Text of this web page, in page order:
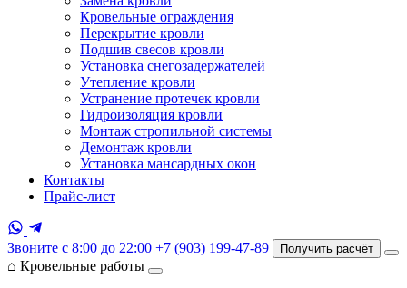
Кровельные ограждения
Перекрытие кровли
Подшив свесов кровли
Установка снегозадержателей
Утепление кровли
Устранение протечек кровли
Гидроизоляция кровли
Монтаж стропильной системы
Демонтаж кровли
Установка мансардных окон
Контакты
Прайс-лист
Звоните с 8:00 до 22:00 +7 (903) 199-47-89 Получить расчёт
⌂ Кровельные работы